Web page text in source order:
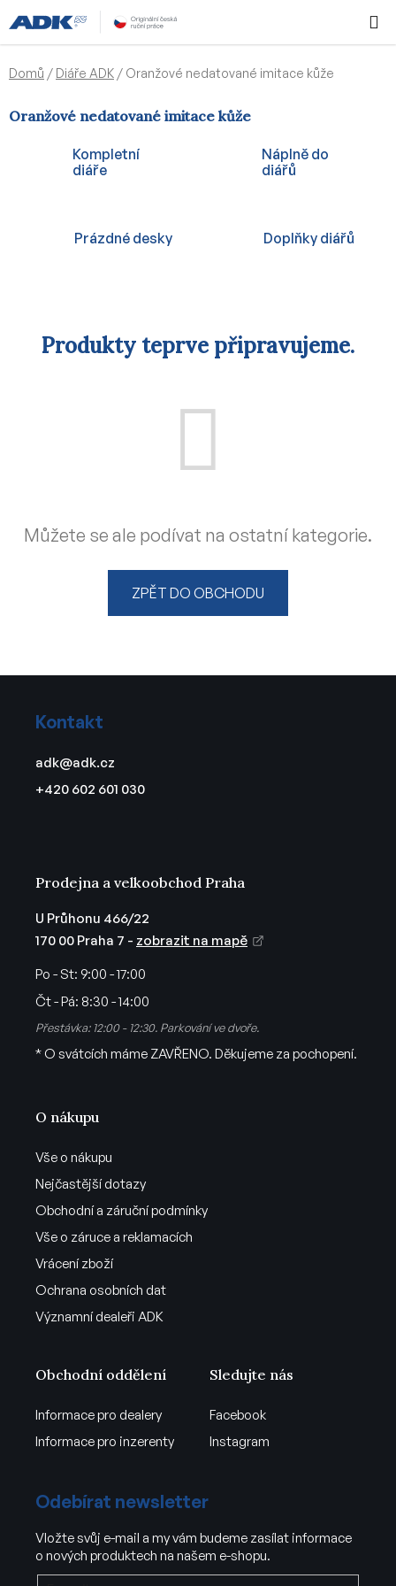
na
obsah
KOŠÍK
Domů / Diáře ADK / Oranžové nedatované imitace kůže
Oranžové nedatované imitace kůže
Kompletní
diáře
Náplně do
diářů
Prázdné desky Doplňky diářů
Produkty teprve připravujeme.
Můžete se ale podívat na ostatní kategorie.
ZPĚT DO OBCHODU
Kontakt
adk@adk.cz
+420 602 601 030
O nákupu
Vše o nákupu
Nejčastější dotazy
Obchodní a záruční podmínky
Vše o záruce a reklamacích
Vrácení zboží
Ochrana osobních dat
Významní dealeři ADK
Prodejna a velkoobchod Praha
U Průhonu 466/22
170 00 Praha 7 - zobrazit na mapě
Po - St: 9:00 - 17:00
Čt - Pá: 8:30 - 14:00
Přestávka: 12:00 - 12:30. Parkování ve dvoře.
* O svátcích máme ZAVŘENO. Děkujeme za pochopení.
Obchodní oddělení
Informace pro dealery
Informace pro inzerenty
Sledujte nás
Facebook
Instagram
Odebírat newsletter
Vložte svůj e-mail a my vám budeme zasílat informace
o nových produktech na našem e-shopu.